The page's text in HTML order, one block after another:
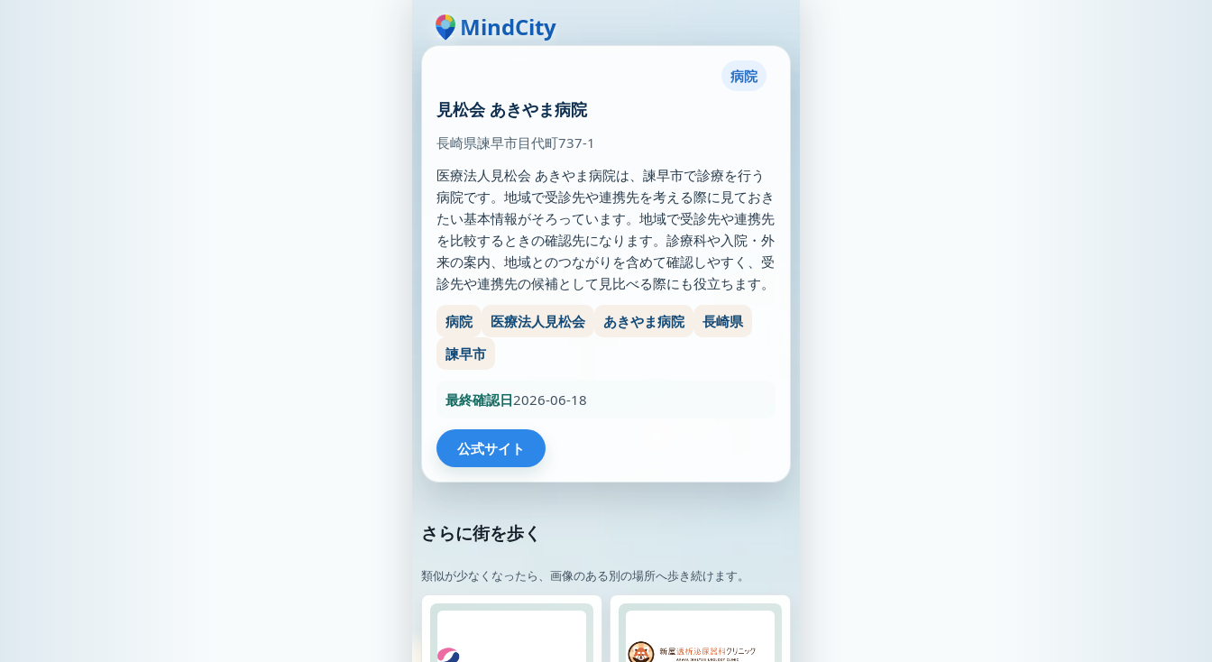
MindCity
病院
見松会 あきやま病院
長崎県諫早市目代町737-1
医療法人見松会 あきやま病院は、諫早市で診療を行う
病院です。地域で受診先や連携先を考える際に見ておき
たい基本情報がそろっています。地域で受診先や連携先
を比較するときの確認先になります。診療科や入院・外
来の案内、地域とのつながりを含めて確認しやすく、受
診先や連携先の候補として見比べる際にも役立ちます。
公式サイト
病院 医療法人見松会 あきやま病院
長崎県
諫早市
最終確認日2026-06-18
さらに街を歩く
類似が少なくなったら、画像のある別の場所へ歩き続けます。